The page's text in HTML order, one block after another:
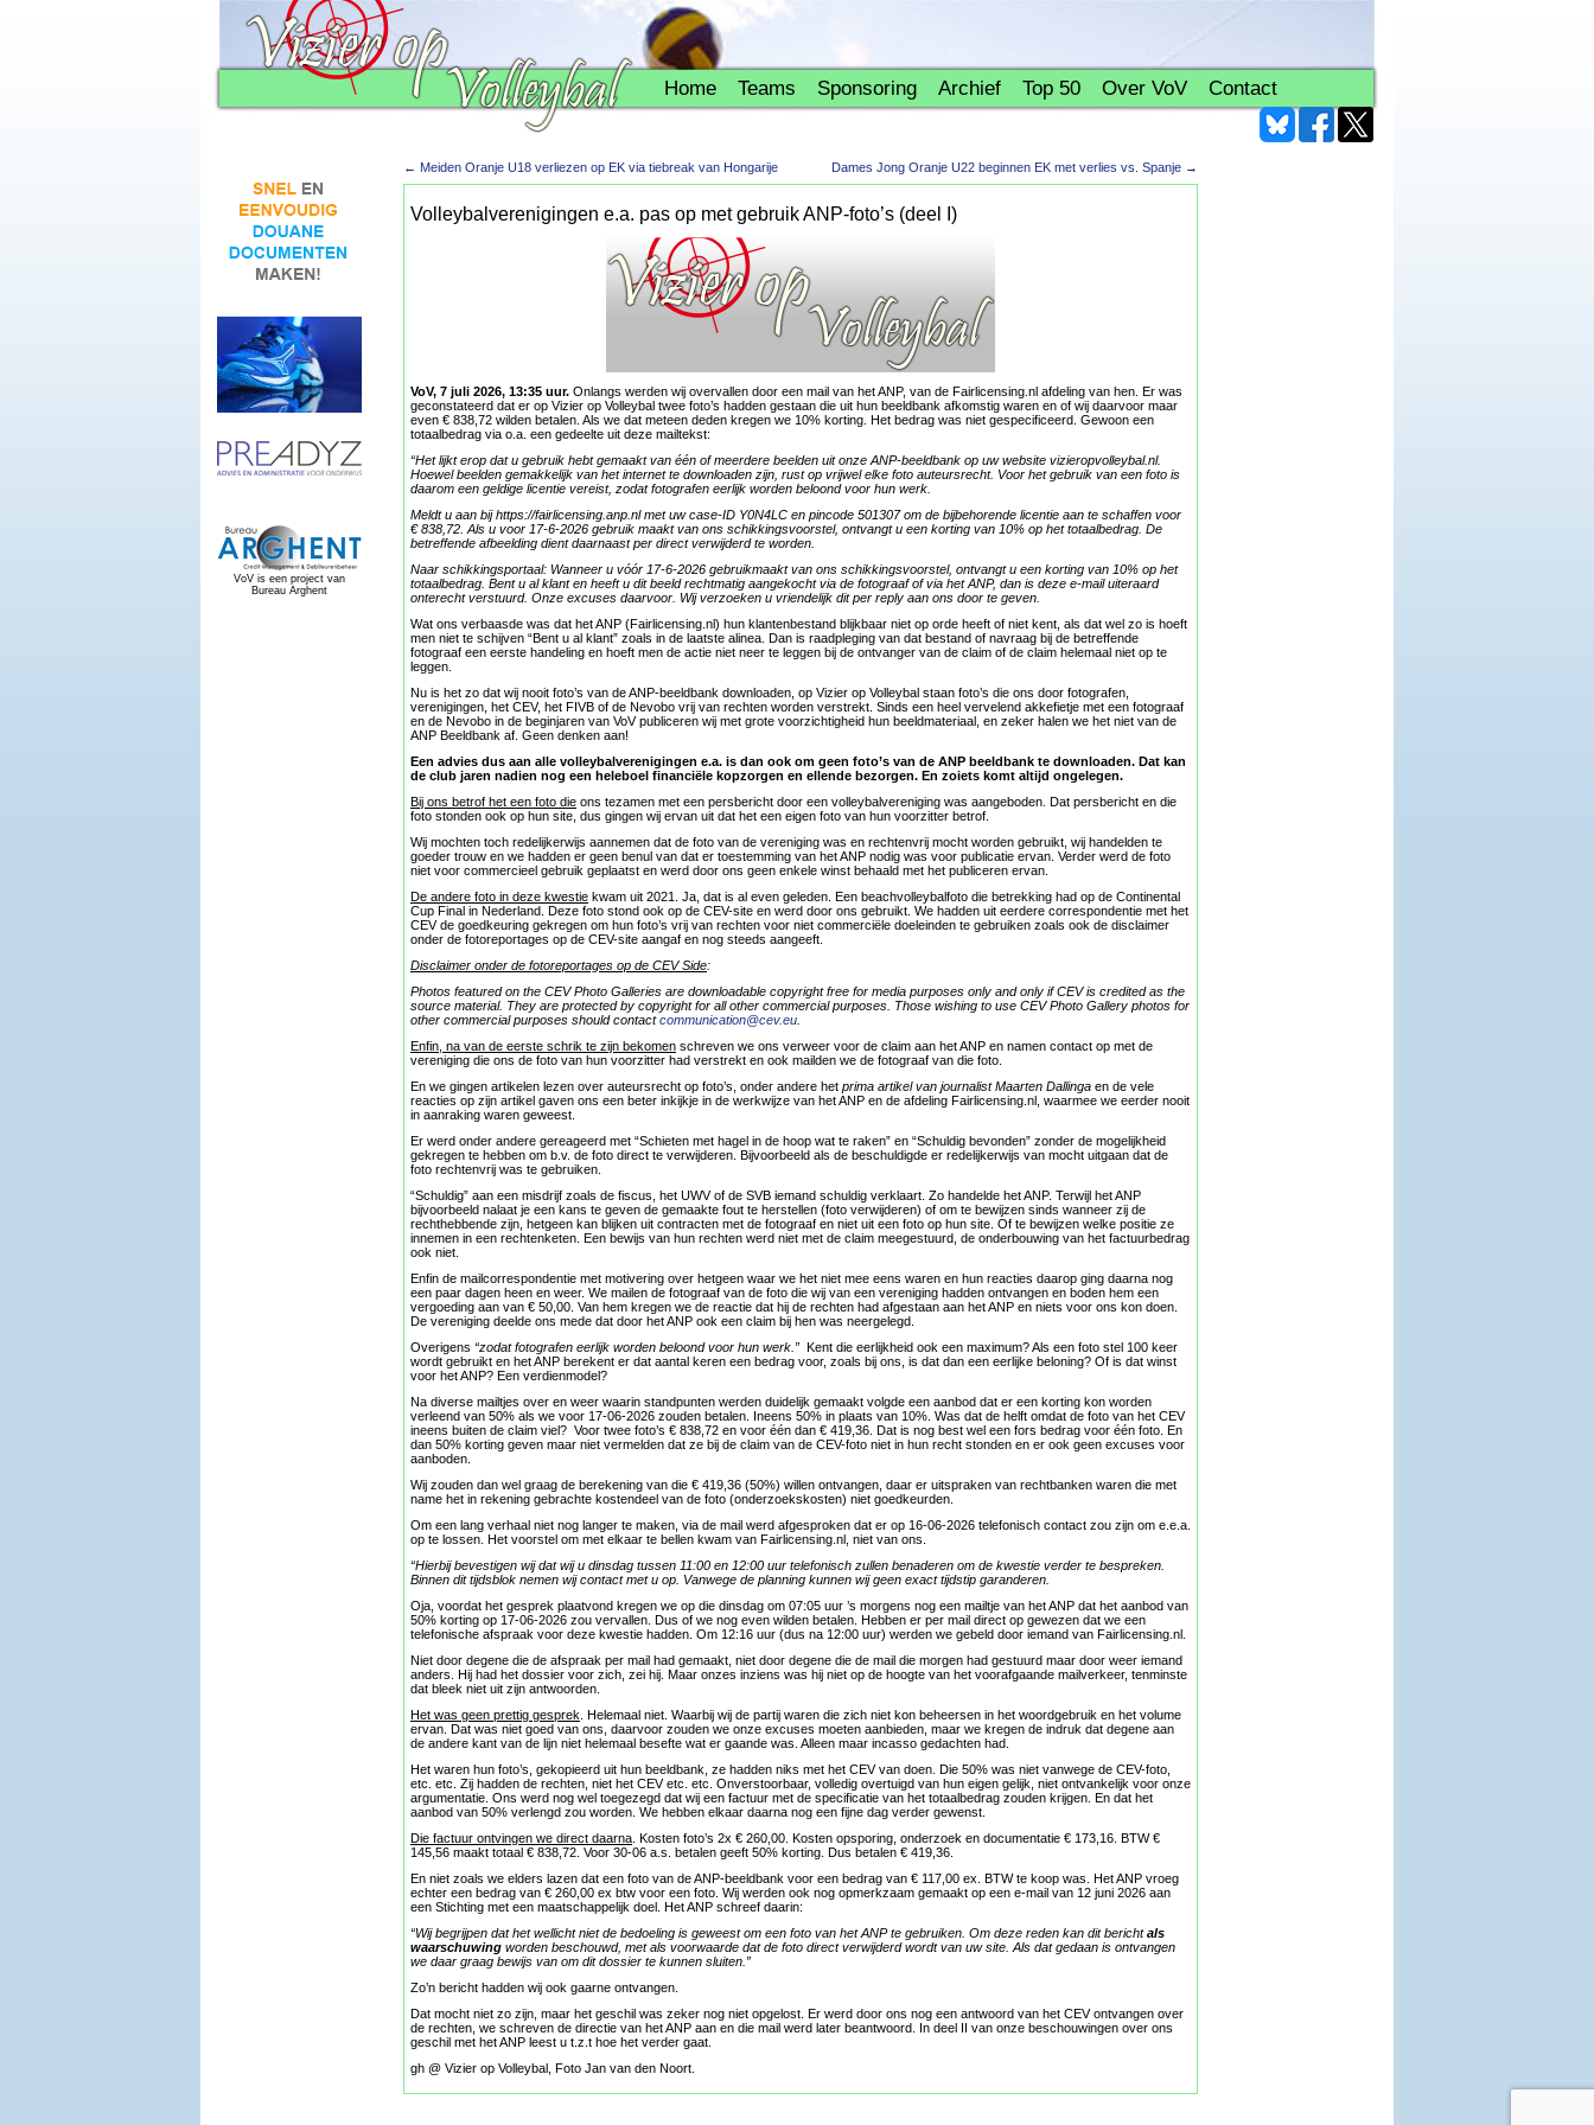
Home Teams Sponsoring Archief Top 50 Over VoV Contact
VoV is een project van
Bureau Arghent
← Meiden Oranje U18 verliezen op EK via tiebreak van Hongarije Dames Jong Oranje U22 beginnen EK met verlies vs. Spanje →
Volleybalverenigingen e.a. pas op met gebruik ANP-foto’s (deel I)
VoV, 7 juli 2026, 13:35 uur. Onlangs werden wij overvallen door een mail van het ANP, van de Fairlicensing.nl afdeling van hen. Er was
geconstateerd dat er op Vizier op Volleybal twee foto’s hadden gestaan die uit hun beeldbank afkomstig waren en of wij daarvoor maar
even € 838,72 wilden betalen. Als we dat meteen deden kregen we 10% korting. Het bedrag was niet gespecificeerd. Gewoon een
totaalbedrag via o.a. een gedeelte uit deze mailtekst:
“Het lijkt erop dat u gebruik hebt gemaakt van één of meerdere beelden uit onze ANP-beeldbank op uw website vizieropvolleybal.nl.
Hoewel beelden gemakkelijk van het internet te downloaden zijn, rust op vrijwel elke foto auteursrecht. Voor het gebruik van een foto is
daarom een geldige licentie vereist, zodat fotografen eerlijk worden beloond voor hun werk.
Meldt u aan bij https://fairlicensing.anp.nl met uw case-ID Y0N4LC en pincode 501307 om de bijbehorende ​​licentie aan te schaffen voor
€ 838,72. Als u voor 17-6-2026 gebruik maakt van ons schikkingsvoorstel, ontvangt u een korting van 10% op het totaalbedrag. De
betreffende afbeelding dient daarnaast per direct verwijderd te worden.
Naar schikkingsportaal: Wanneer u vóór 17-6-2026 gebruikmaakt van ons schikkingsvoorstel, ontvangt u een korting van 10% op het
totaalbedrag. Bent u al klant en heeft u dit beeld rechtmatig aangekocht via de fotograaf of via het ANP, dan is deze e-mail uiteraard
onterecht verstuurd. Onze excuses daarvoor. Wij verzoeken u vriendelijk dit per reply aan ons door te geven.
Wat ons verbaasde was dat het ANP (Fairlicensing.nl) hun klantenbestand blijkbaar niet op orde heeft of niet kent, als dat wel zo is hoeft
men niet te schijven “Bent u al klant” zoals in de laatste alinea. Dan is raadpleging van dat bestand of navraag bij de betreffende
fotograaf een eerste handeling en hoeft men de actie niet neer te leggen bij de ontvanger van de claim of de claim helemaal niet op te
leggen.
Nu is het zo dat wij nooit foto’s van de ANP-beeldbank downloaden, op Vizier op Volleybal staan foto’s die ons door fotografen,
verenigingen, het CEV, het FIVB of de Nevobo vrij van rechten worden verstrekt. Sinds een heel vervelend akkefietje met een fotograaf
en de Nevobo in de beginjaren van VoV publiceren wij met grote voorzichtigheid hun beeldmateriaal, en zeker halen we het niet van de
ANP Beeldbank af. Geen denken aan!
Een advies dus aan alle volleybalverenigingen e.a. is dan ook om geen foto’s van de ANP beeldbank te downloaden. Dat kan
de club jaren nadien nog een heleboel financiële kopzorgen en ellende bezorgen. En zoiets komt altijd ongelegen.
Bij ons betrof het een foto die ons tezamen met een persbericht door een volleybalvereniging was aangeboden. Dat persbericht en die
foto stonden ook op hun site, dus gingen wij ervan uit dat het een eigen foto van hun voorzitter betrof.
Wij mochten toch redelijkerwijs aannemen dat de foto van de vereniging was en rechtenvrij mocht worden gebruikt, wij handelden te
goeder trouw en we hadden er geen benul van dat er toestemming van het ANP nodig was voor publicatie ervan. Verder werd de foto
niet voor commercieel gebruik geplaatst en werd door ons geen enkele winst behaald met het publiceren ervan.
De andere foto in deze kwestie kwam uit 2021. Ja, dat is al even geleden. Een beachvolleybalfoto die betrekking had op de Continental
Cup Final in Nederland. Deze foto stond ook op de CEV-site en werd door ons gebruikt. We hadden uit eerdere correspondentie met het
CEV de goedkeuring gekregen om hun foto’s vrij van rechten voor niet commerciële doeleinden te gebruiken zoals ook de disclaimer
onder de fotoreportages op de CEV-site aangaf en nog steeds aangeeft.
Disclaimer onder de fotoreportages op de CEV Side:
Photos featured on the CEV Photo Galleries are downloadable copyright free for media purposes only and only if CEV is credited as the
source material. They are protected by copyright for all other commercial purposes. Those wishing to use CEV Photo Gallery photos for
other commercial purposes should contactcommunication@cev.eu.
Enfin, na van de eerste schrik te zijn bekomen schreven we ons verweer voor de claim aan het ANP en namen contact op met de
vereniging die ons de foto van hun voorzitter had verstrekt en ook mailden we de fotograaf van die foto.
En we gingen artikelen lezen over auteursrecht op foto’s, onder andere het prima artikel van journalist Maarten Dallinga en de vele
reacties op zijn artikel gaven ons een beter inkijkje in de werkwijze van het ANP en de afdeling Fairlicensing.nl, waarmee we eerder nooit
in aanraking waren geweest.
Er werd onder andere gereageerd met “Schieten met hagel in de hoop wat te raken” en “Schuldig bevonden” zonder de mogelijkheid
gekregen te hebben om b.v. de foto direct te verwijderen. Bijvoorbeeld als de beschuldigde er redelijkerwijs van mocht uitgaan dat de
foto rechtenvrij was te gebruiken.
“Schuldig” aan een misdrijf zoals de fiscus, het UWV of de SVB iemand schuldig verklaart. Zo handelde het ANP. Terwijl het ANP
bijvoorbeeld nalaat je een kans te geven de gemaakte fout te herstellen (foto verwijderen) of om te bewijzen sinds wanneer zij de
rechthebbende zijn, hetgeen kan blijken uit contracten met de fotograaf en niet uit een foto op hun site. Of te bewijzen welke positie ze
innemen in een rechtenketen. Een bewijs van hun rechten werd niet met de claim meegestuurd, de onderbouwing van het factuurbedrag
ook niet.
Enfin de mailcorrespondentie met motivering over hetgeen waar we het niet mee eens waren en hun reacties daarop ging daarna nog
een paar dagen heen en weer. We mailen de fotograaf van de foto die wij van een vereniging hadden ontvangen en boden hem een
vergoeding aan van € 50,00. Van hem kregen we de reactie dat hij de rechten had afgestaan aan het ANP en niets voor ons kon doen.
De vereniging deelde ons mede dat door het ANP ook een claim bij hen was neergelegd.
Overigens “zodat fotografen eerlijk worden beloond voor hun werk.”
Kent die eerlijkheid ook een maximum? Als een foto stel 100 keer
wordt gebruikt en het ANP berekent er dat aantal keren een bedrag voor, zoals bij ons, is dat dan een eerlijke beloning? Of is dat winst
voor het ANP? Een verdienmodel?
Na diverse mailtjes over en weer waarin standpunten werden duidelijk gemaakt volgde een aanbod dat er een korting kon worden
verleend van 50% als we voor 17-06-2026 zouden betalen. Ineens 50% in plaats van 10%. Was dat de helft omdat de foto van het CEV
ineens buiten de claim viel? Voor twee foto’s € 838,72 en voor één dan € 419,36. Dat is nog best wel een fors bedrag voor één foto. En
dan 50% korting geven maar niet vermelden dat ze bij de claim van de CEV-foto niet in hun recht stonden en er ook geen excuses voor
aanboden.
Wij zouden dan wel graag de berekening van die € 419,36 (50%) willen ontvangen, daar er uitspraken van rechtbanken waren die met
name het in rekening gebrachte kostendeel van de foto (onderzoekskosten) niet goedkeurden.
Om een lang verhaal niet nog langer te maken, via de mail werd afgesproken dat er op 16-06-2026 telefonisch contact zou zijn om e.e.a.
op te lossen. Het voorstel om met elkaar te bellen kwam van Fairlicensing.nl, niet van ons.
“Hierbij bevestigen wij dat wij u dinsdag tussen 11:00 en 12:00 uur telefonisch zullen benaderen om de kwestie verder te bespreken.
Binnen dit tijdsblok nemen wij contact met u op. Vanwege de planning kunnen wij geen exact tijdstip garanderen.
Oja, voordat het gesprek plaatvond kregen we op die dinsdag om 07:05 uur ’s morgens nog een mailtje van het ANP dat het aanbod van
50% korting op 17-06-2026 zou vervallen. Dus of we nog even wilden betalen. Hebben er per mail direct op gewezen dat we een
telefonische afspraak voor deze kwestie hadden. Om 12:16 uur (dus na 12:00 uur) werden we gebeld door iemand van Fairlicensing.nl.
Niet door degene die de afspraak per mail had gemaakt, niet door degene die de mail die morgen had gestuurd maar door weer iemand
anders. Hij had het dossier voor zich, zei hij. Maar onzes inziens was hij niet op de hoogte van het voorafgaande mailverkeer, tenminste
dat bleek niet uit zijn antwoorden.
Het was geen prettig gesprek. Helemaal niet. Waarbij wij de partij waren die zich niet kon beheersen in het woordgebruik en het volume
ervan. Dat was niet goed van ons, daarvoor zouden we onze excuses moeten aanbieden, maar we kregen de indruk dat degene aan
de andere kant van de lijn niet helemaal besefte wat er gaande was. Alleen maar incasso gedachten had.
Het waren hun foto’s, gekopieerd uit hun beeldbank, ze hadden niks met het CEV van doen. Die 50% was niet vanwege de CEV-foto,
etc. etc. Zij hadden de rechten, niet het CEV etc. etc. Onverstoorbaar, volledig overtuigd van hun eigen gelijk, niet ontvankelijk voor onze
argumentatie. Ons werd nog wel toegezegd dat wij een factuur met de specificatie van het totaalbedrag zouden krijgen. En dat het
aanbod van 50% verlengd zou worden. We hebben elkaar daarna nog een fijne dag verder gewenst.
Die factuur ontvingen we direct daarna. Kosten foto’s 2x € 260,00. Kosten opsporing, onderzoek en documentatie € 173,16. BTW €
145,56 maakt totaal € 838,72. Voor 30-06 a.s. betalen geeft 50% korting. Dus betalen € 419,36.
En niet zoals we elders lazen dat een foto van de ANP-beeldbank voor een bedrag van € 117,00 ex. BTW te koop was. Het ANP vroeg
echter een bedrag van € 260,00 ex btw voor een foto. Wij werden ook nog opmerkzaam gemaakt op een e-mail van 12 juni 2026 aan
een Stichting met een maatschappelijk doel. Het ANP schreef daarin:
“Wij begrijpen dat het wellicht niet de bedoeling is geweest om een foto van het ANP te gebruiken. Om deze reden kan dit berichtals
waarschuwing worden beschouwd, met als voorwaarde dat de foto direct verwijderd wordt van uw site. Als dat gedaan is ontvangen
we daar graag bewijs van om dit dossier te kunnen sluiten.”
Zo’n bericht hadden wij ook gaarne ontvangen.
Dat mocht niet zo zijn, maar het geschil was zeker nog niet opgelost. Er werd door ons nog een antwoord van het CEV ontvangen over
de rechten, we schreven de directie van het ANP aan en die mail werd later beantwoord. In deel II van onze beschouwingen over ons
geschil met het ANP leest u t.z.t hoe het verder gaat.
gh @ Vizier op Volleybal, Foto Jan van den Noort.